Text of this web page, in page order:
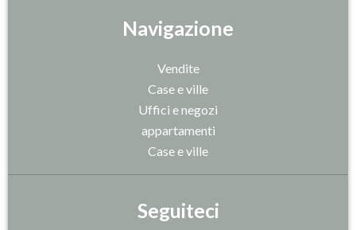
Navigazione
Vendite
Case e ville
Uffici e negozi
appartamenti
Case e ville
Seguiteci